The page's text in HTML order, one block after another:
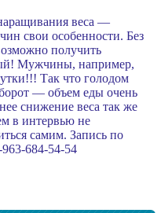
веса —
свои особенности. Без
получить
Мужчины, например,
Так что голодом
— объем еды очень
снижение веса так же
в интервью не
самим. Запись по
684-54-54